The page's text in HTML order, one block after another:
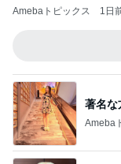
Amebaトピックス 1日
著名な
Ameba